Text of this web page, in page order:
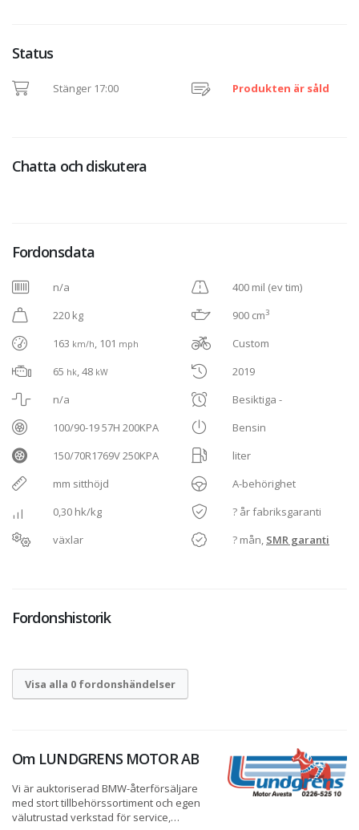
Status
Stänger 17:00 Produkten är såld
Chatta och diskutera
Fordonsdata
n/a
220 kg
163 km/h, 101 mph
65 hk, 48 kW
n/a
100/90-19 57H 200KPA
150/70R1769V 250KPA
mm sitthöjd
0,30 hk/kg
växlar
400 mil (ev tim)
900 cm3
Custom
2019
Besiktiga -
Bensin
liter
A-behörighet
? år fabriksgaranti
? mån, SMR garanti
Fordonshistorik
Visa alla 0 fordonshändelser
Om LUNDGRENS MOTOR AB
Vi är auktoriserad BMW-återförsäljare
med stort tillbehörssortiment och egen
välutrustad verkstad för service,